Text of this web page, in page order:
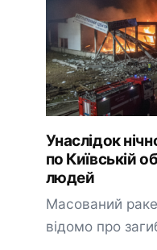
Унаслідок
по Київській
людей
Масований
відомо про